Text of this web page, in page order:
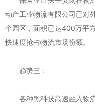
动产工业物流有限公司已对
个园区，面积已达400万平
快速度抢占物流市场份额。
趋势三：
各种黑科技高速融入物